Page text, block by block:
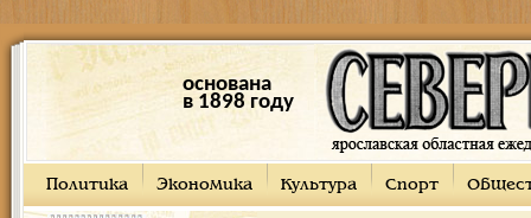
основана
в 1898 году
Политика Экономика Культура Спорт